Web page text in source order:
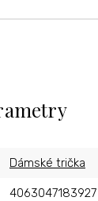
Dámské trička
4063047183927